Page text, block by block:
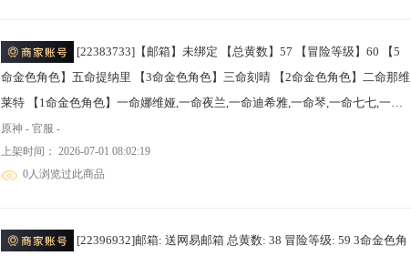
命金色角色】五命提纳里 【3命金色角色】三命刻晴 【2命金色角色】二命那维
莱特 【1命金色角色】一命娜维娅,一命夜兰,一命迪希雅,一命琴,一命七七,一命
莫娜 【0命金色角色】菈乌玛,奈芙尔,阿蕾奇诺,芙宁娜,白术,流浪者,纳西妲,雷电
将军,神里绫华,枫原万叶,钟离,温迪,迪卢克 【2精武器】万世流涌大典,碧落之珑
【1精武器】裁断,鹤鸣余音,最初的大魔术,裁叶萃光,千夜浮梦,若水,息灾,薙草之
空之刃
原神 - 官服 -
上架时间： 2026-07-01 08:02:19
0人浏览过此商品